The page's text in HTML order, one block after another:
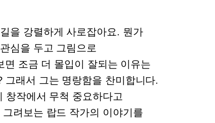
을 강렬하게 사로잡아요. 뭔가
심을 두고 그림으로
조금 더 몰입이 잘되는 이유는
래서 그는 명랑함을 찬미합니다.
창작에서 무척 중요하다고
려보는 랍드 작가의 이야기를